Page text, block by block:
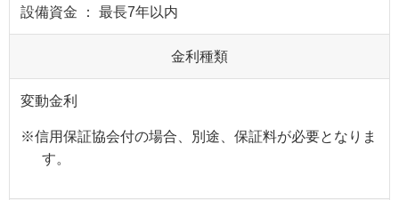
設備資金 ： 最長7年以内
金利種類
変動金利
※信用保証協会付の場合、別途、保証料が必要となりま
す。